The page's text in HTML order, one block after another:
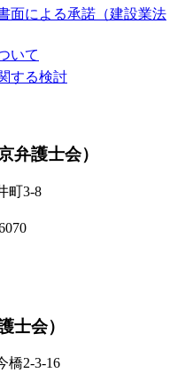
面による承諾（建設業法
いて
する検討
弁護士会）
町3-8
士会）
橋2-3-16